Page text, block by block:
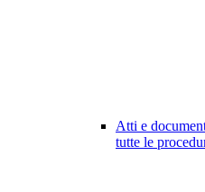
Atti e
tutte le